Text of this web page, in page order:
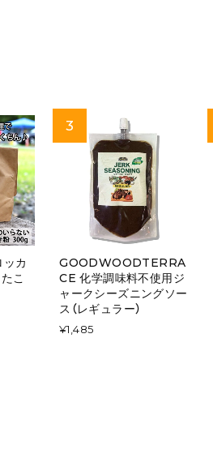
カ
こ
GOODWOODTERRA
CE 化学調味料不使用ジ
ャークシーズニングソー
ス（レギュラー）
¥1,485